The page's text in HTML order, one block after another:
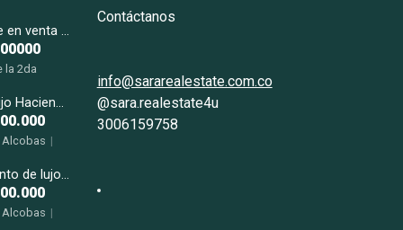
Penthouse en venta We New Home
la 2da
terrazaCasa de lujo Hacienda El Capiro La Ceja
Alcobas |
m2Apartamento de lujo en venta Montpellier
Alcobas |
Contáctanos
info@sararealestate.com.co
@sara.realestate4u
3006159758